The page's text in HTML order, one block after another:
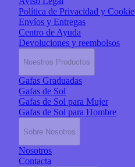
Política de Privacidad y
Envíos y Entregas
Centro de Ayuda
Devoluciones y reembolsos
Nuestros Productos
Gafas Graduadas
Gafas de Sol
Gafas de Sol para Mujer
Gafas de Sol para Hombre
Sobre Nosotros
Nosotros
Contacta